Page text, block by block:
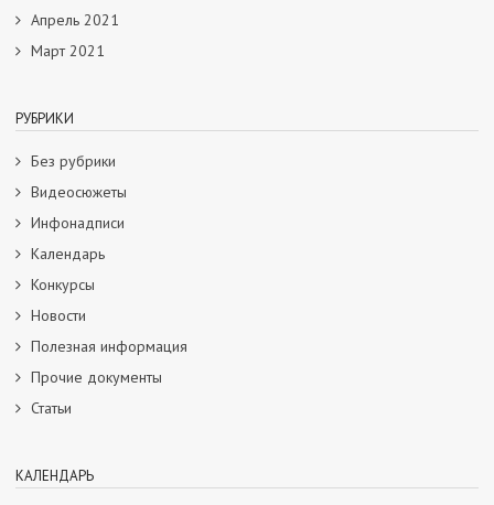
Апрель 2021
Март 2021
РУБРИКИ
Без рубрики
Видеосюжеты
Инфонадписи
Календарь
Конкурсы
Новости
Полезная информация
Прочие документы
Статьи
КАЛЕНДАРЬ